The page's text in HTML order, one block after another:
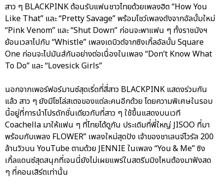
สาว ๆ BLACKPINK ต้อนรับแฟนชาวไทยด้วยเพลงฮิต “How You
Like That” และ “Pretty Savage” พร้อมโชว์เพลงดังจากอัลบั้มใหม่
“Pink Venom” และ “Shut Down” ก่อนจะพาแฟน ๆ ทั้งราชมังฯ
ย้อนเวลาไปกับ “Whistle” เพลงเดบิวต์จากซิงเกิ้ลอัลบั้ม Square
One ก่อนจะไปมันส์กันอย่างต่อเนื่องในเพลง “Don’t Know What
To Do” และ “Lovesick Girls”
นอกจากเพอร์ฟอร์มานซ์สุดเริ่ดที่สี่สาว BLACKPINK แสดงร่วมกัน
แล้ว สาว ๆ ยังมีโซโล่สเตจของแต่ละคนอีกด้วย โดยความพิเศษในรอบ
นี้อยู่ที่การนำโปรดักชั่นเดียวกับที่สาว ๆ ใช้ขึ้นแสดงบนเวที
Coachella มาให้แฟน ๆ ที่ไทยได้ดูกัน ประเดิมที่พี่ใหญ่ JISOO ที่มา
พร้อมกับเพลง FLOWER” เพลงใหม่สุดปัง เจ้าของชาเลนจ์ไวรัล 200
ล้านวิวบน YouTube ตามด้วย JENNIE ในเพลง “You & Me” ซิง
เกิ้ลแดนซ์สุดสนุกที่เจนนี่ยังไม่เผยแพร่ในสตรีมมิงไหนต้องมาฟังสด
ๆ ที่คอนเสิร์ตเท่านั้น